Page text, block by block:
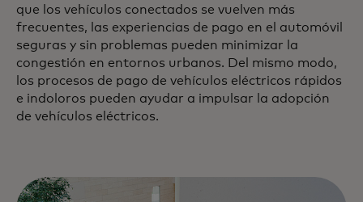
que los vehículos conectados se vuelven más
frecuentes, las experiencias de pago en el automóvil
seguras y sin problemas pueden minimizar la
congestión en entornos urbanos. Del mismo modo,
los procesos de pago de vehículos eléctricos rápidos
e indoloros pueden ayudar a impulsar la adopción
de vehículos eléctricos.